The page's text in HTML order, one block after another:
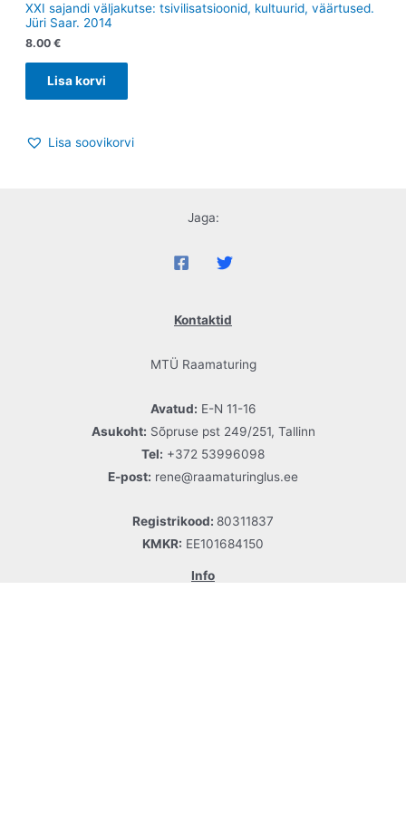
XXI sajandi väljakutse: tsivilisatsioonid, kultuurid, väärtused.
Jüri Saar. 2014
8.00 €
Lisa korvi
Lisa soovikorvi
Jaga:
Kontaktid
MTÜ Raamaturing
Avatud: E-N 11-16
Asukoht: Sõpruse pst 249/251, Tallinn
Tel: +372 53996098
E-post: rene@raamaturinglus.ee
Registrikood: 80311837
KMKR: EE101684150
Info